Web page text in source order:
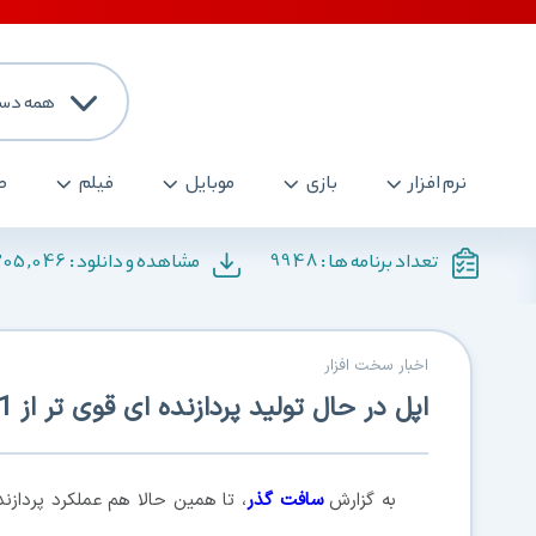
همه
نرم افزار بازی موبایل فیلم
تعداد برنامه ها :9948 مشاهده و دانلود :
اخبار سخت افزار
اپل در حال تولید پردازنده ای قوی تر از M1
به گزارشسافت گذر